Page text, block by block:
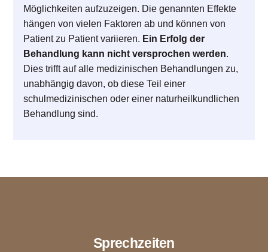
Möglichkeiten aufzuzeigen. Die genannten Effekte
hängen von vielen Faktoren ab und können von
Patient zu Patient variieren. Ein Erfolg der
Behandlung kann nicht versprochen werden.
Dies trifft auf alle medizinischen Behandlungen zu,
unabhängig davon, ob diese Teil einer
schulmedizinischen oder einer naturheilkundlichen
Behandlung sind.
Sprechzeiten